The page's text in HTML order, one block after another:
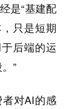
是“基建配
只是短期
后端的运
”
对AI的感